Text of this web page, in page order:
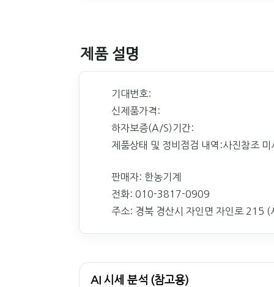
제품 설명
기대번호:
신제품가격:
하자보증(A/S)기간:
제품상태 및 정비점검 내역:사진참조 미
판매자: 한농기계
전화: 010-3817-0909
주소: 경북 경산시 자인면 자인로 215
AI 시세 분석 (참고용)